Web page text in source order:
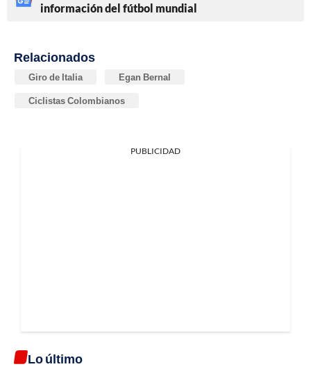
información del fútbol mundial
Relacionados
Giro de Italia Egan Bernal
Ciclistas Colombianos
PUBLICIDAD
Lo último